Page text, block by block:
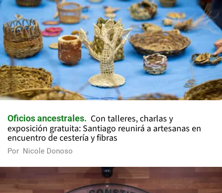
Oficios ancestrales
Con talleres, charlas y
exposición gratuita: Santiago reunirá a artesanas en
encuentro de cestería y fibras
Por Nicole Donoso